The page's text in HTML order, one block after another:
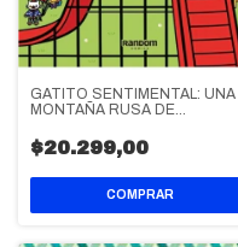
GATITO SENTIMENTAL: UNA
MONTAÑA RUSA DE
$20.299,00